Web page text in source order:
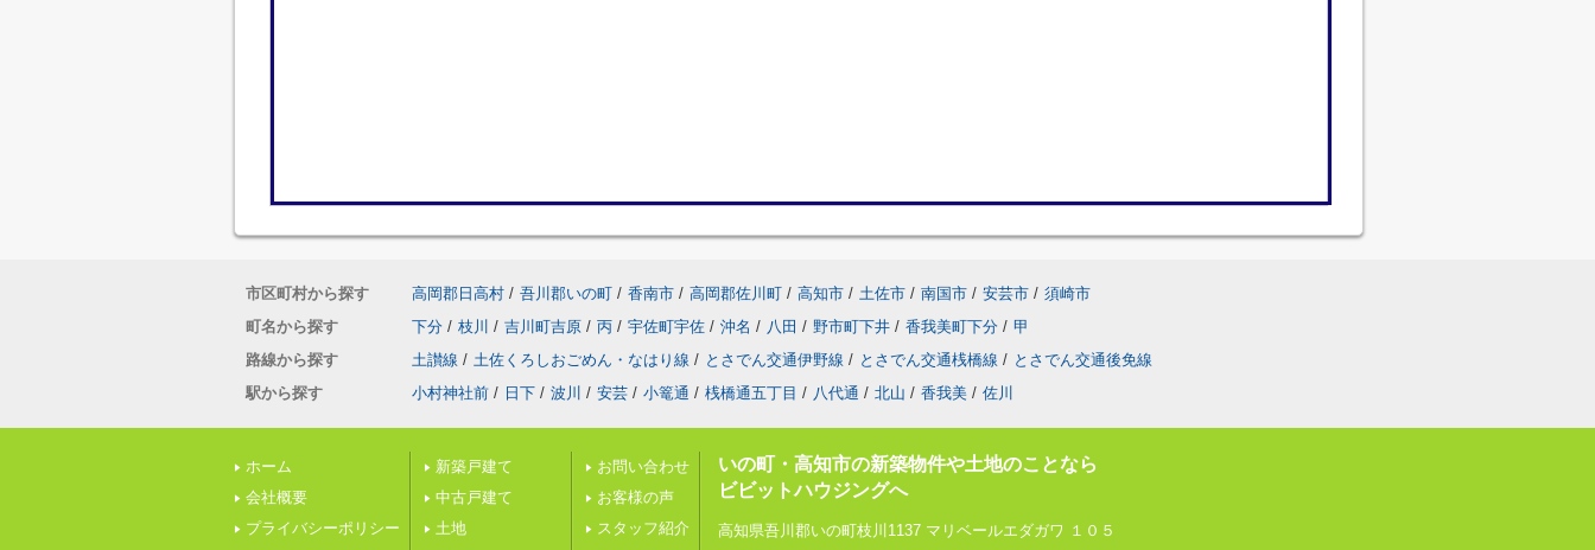
市区町村から探す 高岡郡日高村 / 吾川郡いの町 / 香南市 / 高岡郡佐川町 / 高知市 / 土佐市 / 南国市 / 安芸市 / 須崎市
町名から探す
下分 / 枝川 / 吉川町吉原 / 丙 / 宇佐町宇佐 / 沖名 / 八田 / 野市町下井 / 香我美町下分 / 甲
路線から探す
土讃線 / 土佐くろしおごめん・なはり線 / とさでん交通伊野線 / とさでん交通桟橋線 / とさでん交通後免線
駅から探す
小村神社前 / 日下 / 波川 / 安芸 / 小篭通 / 桟橋通五丁目 / 八代通 / 北山 / 香我美 / 佐川
ホーム
会社概要
プライバシーポリシー
新築戸建て
中古戸建て
土地
お問い合わせ
お客様の声
スタッフ紹介
いの町・高知市の新築物件や土地のことなら
ビビットハウジングへ
高知県吾川郡いの町枝川1137 マリベールエダガワ １０５